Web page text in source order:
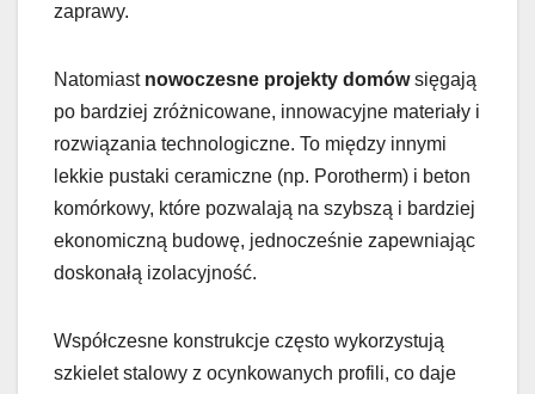
zaprawy.
Natomiast nowoczesne projekty domówsięgają
po bardziej zróżnicowane, innowacyjne materiały i
rozwiązania technologiczne. To między innymi
lekkie pustaki ceramiczne (np. Porotherm) i beton
komórkowy, które pozwalają na szybszą i bardziej
ekonomiczną budowę, jednocześnie zapewniając
doskonałą izolacyjność.
Współczesne konstrukcje często wykorzystują
szkielet stalowy z ocynkowanych profili, co daje